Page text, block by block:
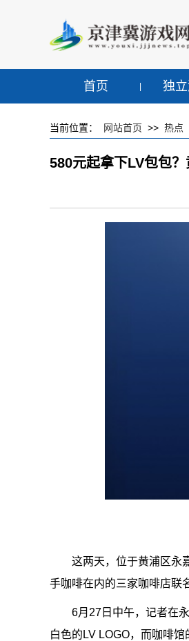
首页 独
当前位置： 网站首页 >> 热点
580元起拿下LV包包
这两天，位于黄浦区永
手咖啡在内的三家咖啡店联
6月27日中午，记者在
白色的LV LOGO，而咖啡